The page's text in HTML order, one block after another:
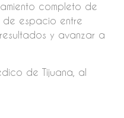
completo de
de espacio entre
y avanzar a
de Tijuana, al